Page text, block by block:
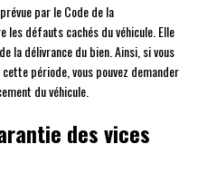
, prévue par le Code de la
les défauts cachés du véhicule. Elle
la délivrance du bien. Ainsi, si vous
période, vous pouvez demander
du véhicule.
des vices